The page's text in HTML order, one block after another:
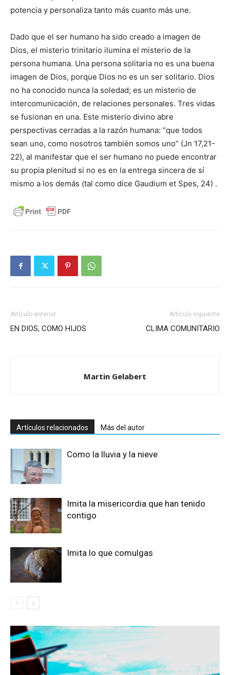
potencia y personaliza tanto más cuanto más une.
Dado que el ser humano ha sido creado a imagen de
Dios, el misterio trinitario ilumina el misterio de la
persona humana. Una persona solitaria no es una buena
imagen de Dios, porque Dios no es un ser solitario. Dios
no ha conocido nunca la soledad; es un misterio de
intercomunicación, de relaciones personales. Tres vidas
se fusionan en una. Este misterio divino abre
perspectivas cerradas a la razón humana: “que todos
sean uno, como nosotros también somos uno” (Jn 17,21-
22), al manifestar que el ser humano no puede encontrar
su propia plenitud si no es en la entrega sincera de sí
mismo a los demás (tal como dice Gaudium et Spes, 24) .
Artículo anterior
EN DIOS, COMO HIJOS
Artículo siguiente
CLIMA COMUNITARIO
Martin Gelabert
Artículos relacionados Más del autor
Como la lluvia y la nieve
Imita la misericordia que han tenido
contigo
Imita lo que comulgas